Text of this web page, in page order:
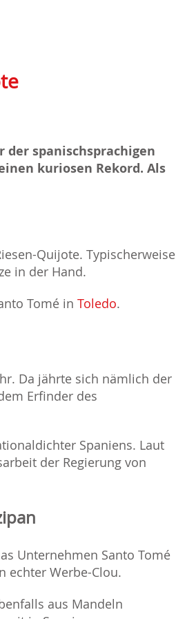
der spanischsprachigen
kuriosen Rekord. Als
Quijote. Typischerweise
in der Hand.
Tomé in Toledo.
Da jährte sich nämlich der
Erfinder des
Spaniens. Laut
der Regierung von
Unternehmen Santo Tomé
echter Werbe-Clou.
aus Mandeln